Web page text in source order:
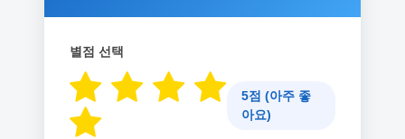
별점 선택
5점 (아주 좋
아요)